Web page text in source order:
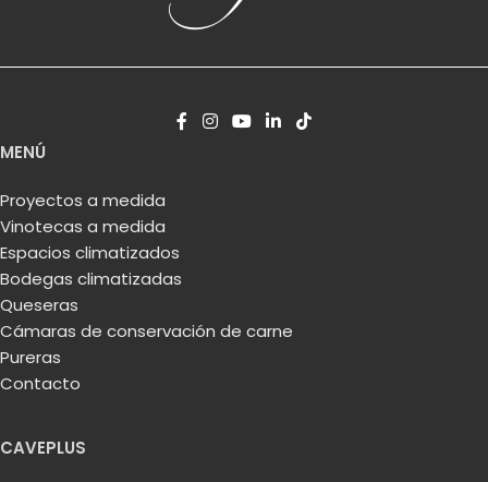
MENÚ
Proyectos a medida
Vinotecas a medida
Espacios climatizados
Bodegas climatizadas
Queseras
Cámaras de conservación de carne
Pureras
Contacto
CAVEPLUS